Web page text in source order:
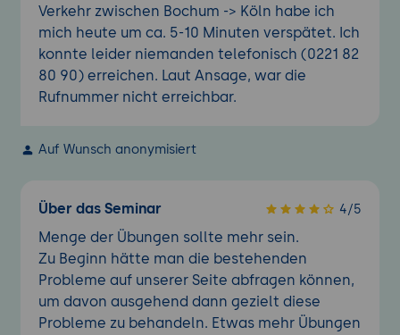
Verkehr zwischen Bochum -> Köln habe ich
mich heute um ca. 5-10 Minuten verspätet. Ich
konnte leider niemanden telefonisch (0221 82
80 90) erreichen. Laut Ansage, war die
Rufnummer nicht erreichbar.
Auf Wunsch anonymisiert
Über das Seminar 4/5
Menge der Übungen sollte mehr sein.
Zu Beginn hätte man die bestehenden
Probleme auf unserer Seite abfragen können,
um davon ausgehend dann gezielt diese
Probleme zu behandeln. Etwas mehr Übungen